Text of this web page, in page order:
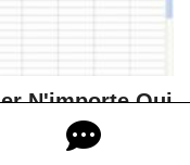
N'importe Qui